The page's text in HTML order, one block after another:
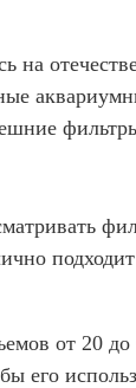
на
от 20
его